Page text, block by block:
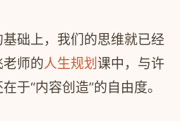
础上，我们的思维就已经
师的人生规划 课中，与许
于“内容创造”的自由度。